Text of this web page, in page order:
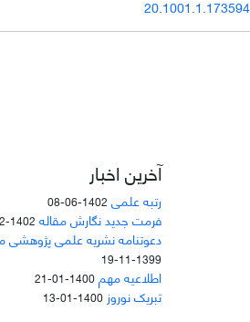
آخرین اخبار
رتبه علمی 1402-06-08
فرمت جدید نگارش مقاله 1402-02-13
دعوتنامه نشریه علمی پژوهشی
1399-11-19
اطلاعیه مهم1400-01-21
تبریک نوروز 1400-01-13